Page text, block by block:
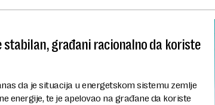
građani racionalno da koriste
da je situacija u energetskom sistemu zemlje
energije, te je apelovao na građane da koriste